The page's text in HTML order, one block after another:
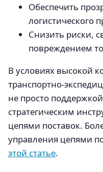
Обеспечить
логистического
Снизить риски,
повреждением
В условиях высокой
транспортно-
не просто
стратегическим
цепями поставок.
управления цепями
этой статье.